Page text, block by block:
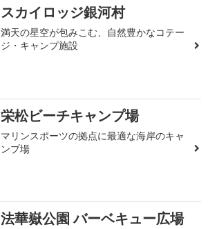
スカイロッジ銀河村
満天の星空が包みこむ、自然豊かなコテー
ジ・キャンプ施設
栄松ビーチキャンプ場
マリンスポーツの拠点に最適な海岸のキャ
ンプ場
法華嶽公園 バーベキュー広場